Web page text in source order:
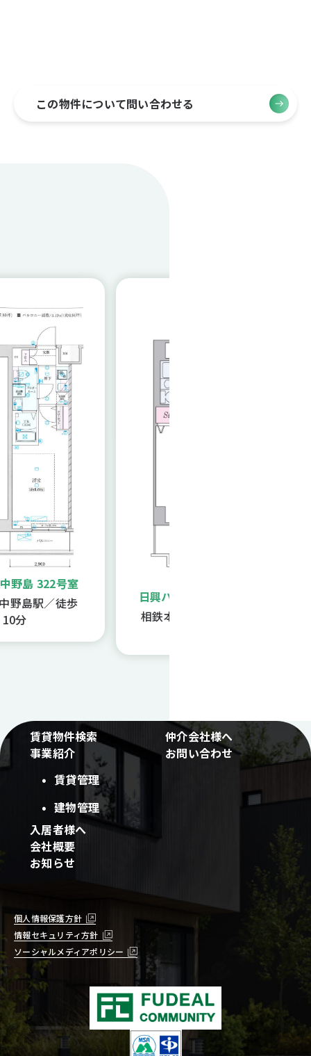
この物件について問い合わせる
322号室
駅／徒歩
日興パレス横浜西 804号室
相鉄本線西横浜駅／徒歩6
賃貸物件検索
事業紹介
賃貸管理
建物管理
入居者様へ
会社概要
お知らせ
仲介会社様へ
お問い合わせ
個人情報保護方針
ソーシャルメディアポリシー
情報セキュリティ方針